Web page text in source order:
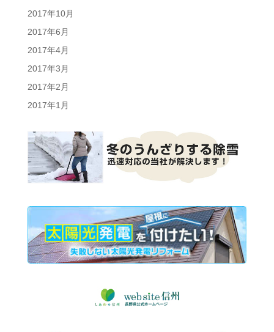
2017年10月
2017年6月
2017年4月
2017年3月
2017年2月
2017年1月